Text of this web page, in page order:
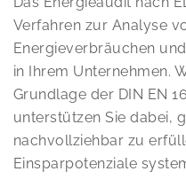
Verfahren zur Analyse
Energieverbräuchen
in Ihrem Unternehmen.
Grundlage der DIN EN
unterstützen Sie dabei,
nachvollziehbar zu
Einsparpotenziale